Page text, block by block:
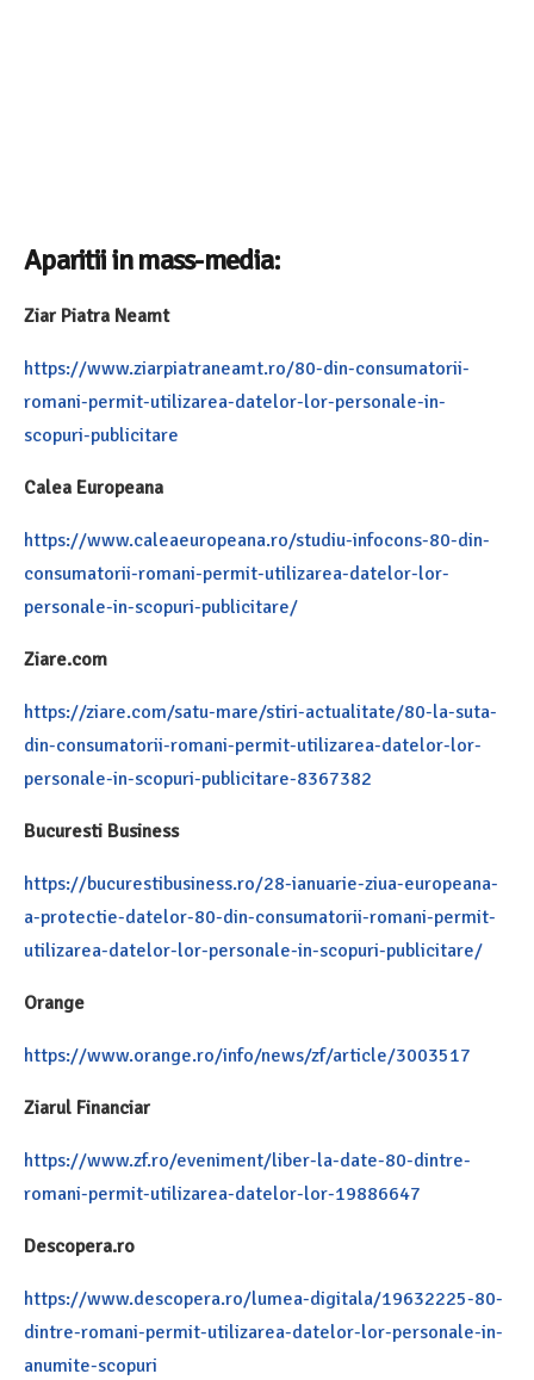
Aparitii in mass-media:
Ziar Piatra Neamt
https://www.ziarpiatraneamt.ro/80-din-consumatorii-
romani-permit-utilizarea-datelor-lor-personale-in-
scopuri-publicitare
Calea Europeana
https://www.caleaeuropeana.ro/studiu-infocons-80-din-
consumatorii-romani-permit-utilizarea-datelor-lor-
personale-in-scopuri-publicitare/
Ziare.com
https://ziare.com/satu-mare/stiri-actualitate/80-la-suta-
din-consumatorii-romani-permit-utilizarea-datelor-lor-
personale-in-scopuri-publicitare-8367382
Bucuresti Business
https://bucurestibusiness.ro/28-ianuarie-ziua-europeana-
a-protectie-datelor-80-din-consumatorii-romani-permit-
utilizarea-datelor-lor-personale-in-scopuri-publicitare/
Orange
https://www.orange.ro/info/news/zf/article/3003517
Ziarul Financiar
https://www.zf.ro/eveniment/liber-la-date-80-dintre-
romani-permit-utilizarea-datelor-lor-19886647
Descopera.ro
https://www.descopera.ro/lumea-digitala/19632225-80-
dintre-romani-permit-utilizarea-datelor-lor-personale-in-
anumite-scopuri